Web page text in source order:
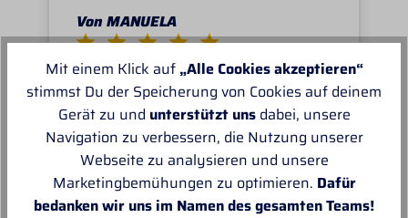
Von MANUELA
Super schnell und reibungslos, top
Ware.sehr zu empfehlen, top!
Mit einem Klick auf „Alle Cookies akzeptieren“
stimmst Du der Speicherung von Cookies auf deinem
Gerät zu und unterstützt unsdabei, unsere
Navigation zu verbessern, die Nutzung unserer
Webseite zu analysieren und unsere
Marketingbemühungen zu optimieren. Dafür
bedanken wir uns im Namen des gesamten Teams!